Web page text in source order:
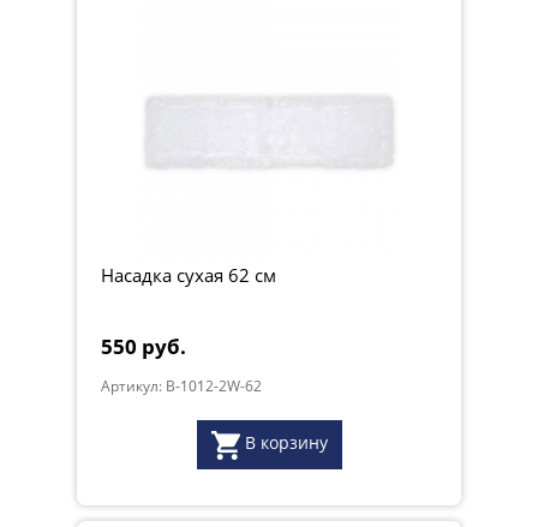
Насадка сухая 62 см
550 руб.
Артикул: B-1012-2W-62
В корзину